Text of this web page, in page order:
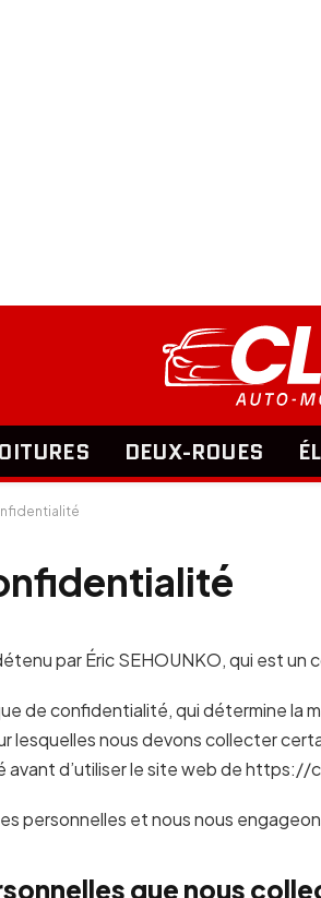
DEUX-ROUES
par Éric SEHOUNKO, qui est un
de confidentialité, qui détermine la
lesquelles nous devons collecter
d’utiliser le site web de https://
personnelles et nous nous
que nous